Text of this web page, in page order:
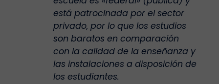
está patrocinada por el sector
privado, por lo que los estudios
son baratos en comparación
con la calidad de la enseñanza y
las instalaciones a disposición de
los estudiantes.